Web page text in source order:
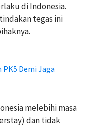
di Indonesia.
tegas ini
Demi Jaga
melebihi masa
dan tidak